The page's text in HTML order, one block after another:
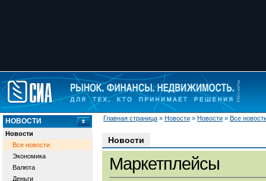
Главная страница » Новости » Новости » Все
НОВОСТИ
Новости
Все новости
Экономика
Валюта
Деньги
Новости
Маркетплейсы